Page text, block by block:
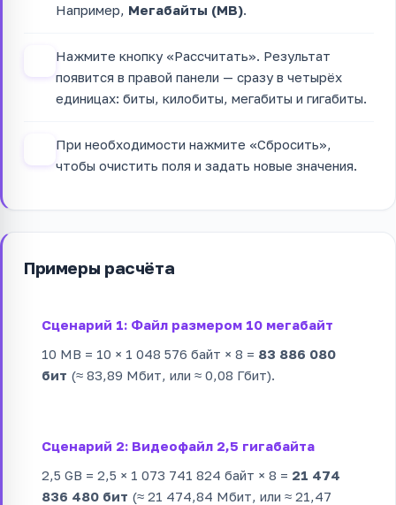
Например, Мегабайты (MB).
Нажмите кнопку «Рассчитать». Результат
появится в правой панели — сразу в четырёх
единицах: биты, килобиты, мегабиты и гигабиты.
При необходимости нажмите «Сбросить»,
чтобы очистить поля и задать новые значения.
Примеры расчёта
Сценарий 1: Файл размером 10 мегабайт
10 MB = 10 × 1 048 576 байт × 8 = 83 886 080
бит (≈ 83,89 Мбит, или ≈ 0,08 Гбит).
Сценарий 2: Видеофайл 2,5 гигабайта
2,5 GB = 2,5 × 1 073 741 824 байт × 8 = 21 474
836 480 бит (≈ 21 474,84 Мбит, или ≈ 21,47